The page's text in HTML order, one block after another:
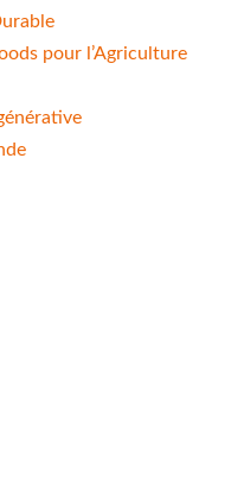
pour l’Agriculture